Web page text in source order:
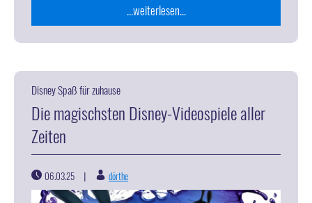
...weiterlesen...
Disney Spaß für zuhause
Die magischsten Disney-Videospiele aller
Zeiten
06.03.25 | dörthe